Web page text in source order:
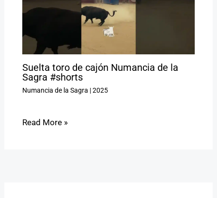
Suelta toro de cajón Numancia de la
Sagra #shorts
Numancia de la Sagra |2025
Read More »